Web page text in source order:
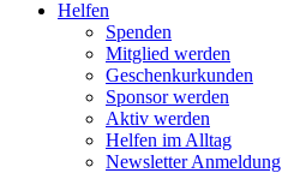
Helfen
Spenden
Mitglied werden
Geschenkurkunden
Sponsor werden
Aktiv werden
Helfen im Alltag
Newsletter Anmeldung